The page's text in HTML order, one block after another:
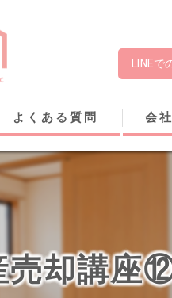
LINEで
よくある質問 会
売却講座